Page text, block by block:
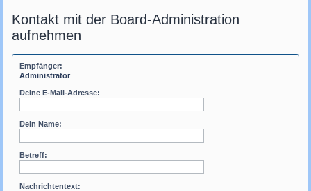
Kontakt mit der Board-Administration
aufnehmen
Empfänger:
Administrator
Deine E-Mail-Adresse:
Dein Name:
Betreff:
Nachrichtentext: